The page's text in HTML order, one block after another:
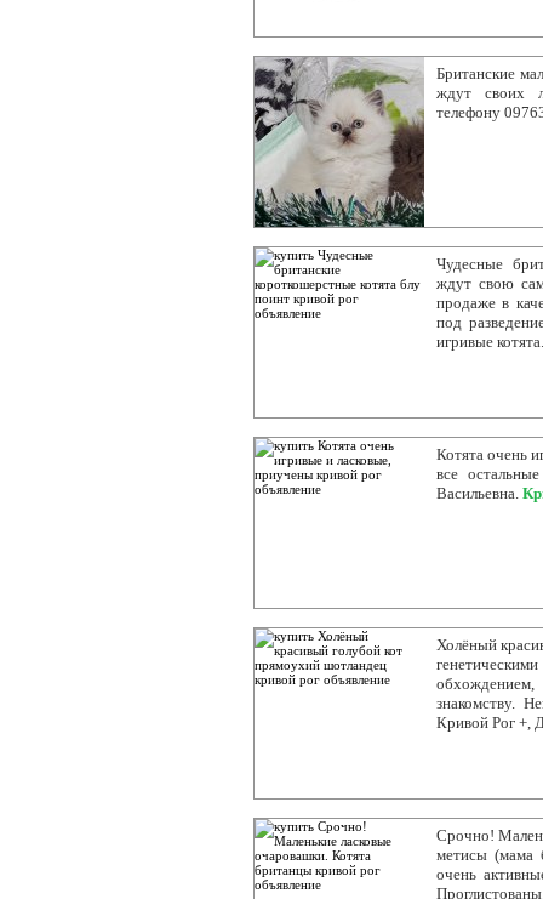
Британские
ждут своих
телефону
Чудесные
ждут свою
продаже в
под
игривые
Котята очень
все
Васильевна.
Холёный
знакомству.
Кривой Рог +,
Срочно!
метисы (мама
очень